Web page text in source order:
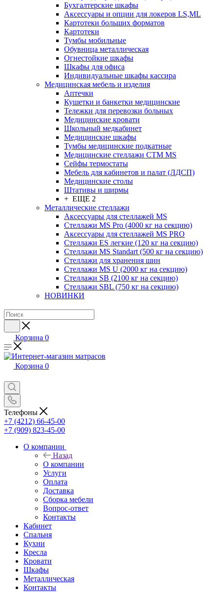
Бухгалтерские шкафы
Аксессуары и опции для локеров LS,ML
Картотеки больших форматов
Картотеки
Тумбы мобильные
Обувница металлическая
Огнестойкие шкафы
Шкафы для офиса
Индивидуальные шкафы кассира
Медицинская мебель и изделия
Аптечки
Кушетки и банкетки медицинские
Тележки для перевозки больных
Медицинские кровати
Школьный медкабинет
Медицинские шкафы
Тумбы медицинские подкатные
Медицинские стеллажи CTM MS
Сейфы термостаты
Мебель для кабинетов и палат (ЛДСП)
Медицинские столы
Штативы и ширмы
+ ЕЩЕ 2
Металлические стеллажи
Аксессуары для стеллажей MS
Стеллажи MS Pro (4000 кг на секцию)
Аксессуары для стеллажей MS PRO
Стеллажи ES легкие (120 кг на секцию)
Стеллажи MS Standart (500 кг на секцию)
Стеллажи для хранения шин
Стеллажи MS U (2000 кг на секцию)
Стеллажи SB (2100 кг на секцию)
Стеллажи SBL (750 кг на секцию)
НОВИНКИ
Корзина 0
Корзина 0
Телефоны
+7 (4212) 66-45-00
+7 (909) 823-45-00
О компании
Назад
О компании
Услуги
Оплата
Доставка
Сборка мебели
Вопрос-ответ
Контакты
Кабинет
Спальня
Кухни
Кресла
Кровати
Шкафы
Металлическая
Контакты